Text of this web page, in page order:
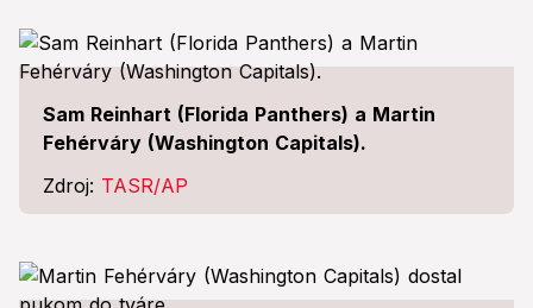
Sam Reinhart (Florida Panthers) a Martin
Fehérváry (Washington Capitals).
Zdroj: TASR/AP